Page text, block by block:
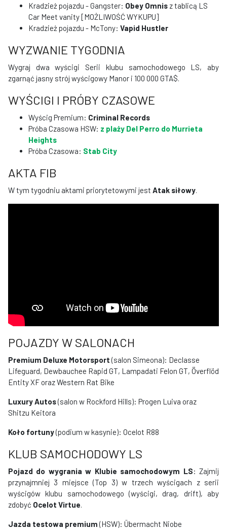
Kradzież pojazdu - Gangster: Obey Omnis z tablicą LS
Car Meet vanity [MOŻLIWOŚĆ WYKUPU]
Kradzież pojazdu - McTony: Vapid Hustler
WYZWANIE TYGODNIA
Wygraj dwa wyścigi Serii klubu samochodowego LS, aby
zgarnąć jasny strój wyścigowy Manor i 100 000 GTA$.
WYŚCIGI I PRÓBY CZASOWE
Wyścig Premium: Criminal Records
Próba Czasowa HSW: z plaży Del Perro do Murrieta
Heights
Próba Czasowa: Stab City
AKTA FIB
W tym tygodniu aktami priorytetowymi jest Atak siłowy.
POJAZDY W SALONACH
Premium Deluxe Motorsport(salon Simeona): Declasse
Lifeguard, Dewbauchee Rapid GT, Lampadati Felon GT, Överflöd
Entity XF oraz Western Rat Bike
Luxury Autos(salon w Rockford Hills): Progen Luiva oraz
Shitzu Keitora
Koło fortuny(podium w kasynie): Ocelot R88
KLUB SAMOCHODOWY LS
Pojazd do wygrania w Klubie samochodowym LS: Zajmij
przynajmniej 3 miejsce (Top 3) w trzech wyścigach z serii
wyścigów klubu samochodowego (wyścigi, drag, drift), aby
zdobyć Ocelot Virtue.
Jazda testowa premium(HSW): Übermacht Niobe